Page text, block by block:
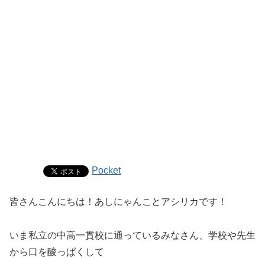
Pocket
皆さんこんにちは！あしにゃんことアシリカです！
いま私立の中高一貫校に通っているみなさん、学校や先生
から口を酸っぱくして